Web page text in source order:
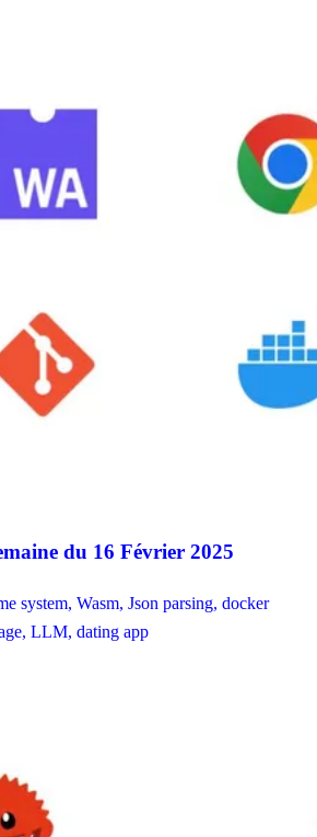
du 16 Février 2025
system, Wasm, Json parsing, docker
LLM, dating app